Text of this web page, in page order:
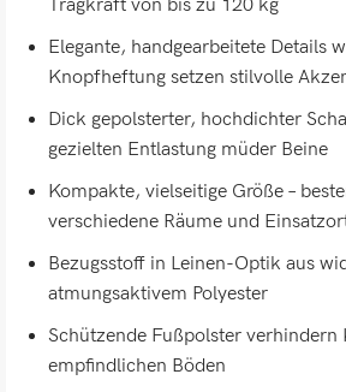
Tragkraft von bis zu 120 kg
Elegante, handgearbeitete Details
Knopfheftung setzen stilvolle
Dick gepolsterter, hochdichter
gezielten Entlastung müder Beine
Kompakte, vielseitige Größe –
verschiedene Räume und
Bezugsstoff in Leinen-Optik aus
atmungsaktivem Polyester
Schützende Fußpolster verhindern
empfindlichen Böden